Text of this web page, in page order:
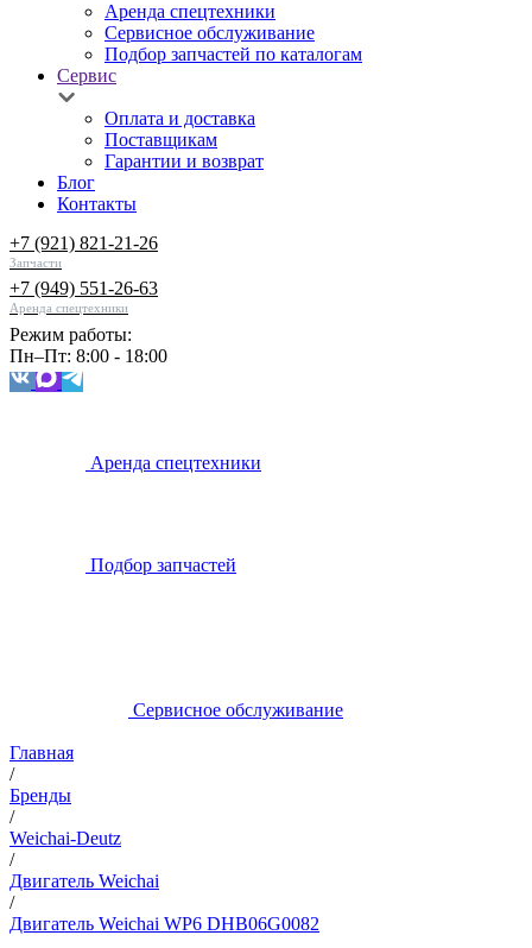
Аренда спецтехники
Сервисное обслуживание
Подбор запчастей по каталогам
Сервис
Оплата и доставка
Поставщикам
Гарантии и возврат
Блог
Контакты
+7 (921) 821-21-26
Запчасти
+7 (949) 551-26-63
Аренда спецтехники
Режим работы:
Пн–Пт: 8:00 - 18:00
Аренда спецтехники
Подбор запчастей
Сервисное обслуживание
Главная
/
Бренды
/
Weichai-Deutz
/
Двигатель Weichai
/
Двигатель Weichai WP6 DHB06G0082